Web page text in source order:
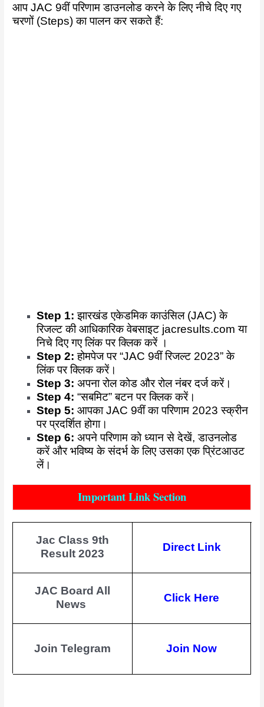
आप JAC 9वीं परिणाम डाउनलोड करने के लिए नीचे दिए गए
चरणों (Steps) का पालन कर सकते हैं:
Step 1: झारखंड एकेडमिक काउंसिल (JAC) के
रिजल्ट की आधिकारिक वेबसाइट jacresults.com या
निचे दिए गए लिंक पर क्लिक करें ।
Step 2: होमपेज पर “JAC 9वीं रिजल्ट 2023” के
लिंक पर क्लिक करें।
Step 3: अपना रोल कोड और रोल नंबर दर्ज करें।
Step 4: “सबमिट” बटन पर क्लिक करें।
Step 5: आपका JAC 9वीं का परिणाम 2023 स्क्रीन
पर प्रदर्शित होगा।
Step 6: अपने परिणाम को ध्यान से देखें, डाउनलोड
करें और भविष्य के संदर्भ के लिए उसका एक प्रिंटआउट
लें।
Important Link Section
Jac Class 9th
Result 2023
Direct Link
JAC Board All
News
Click Here
Join Telegram Join Now